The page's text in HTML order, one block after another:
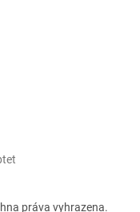
práva vyhrazena.